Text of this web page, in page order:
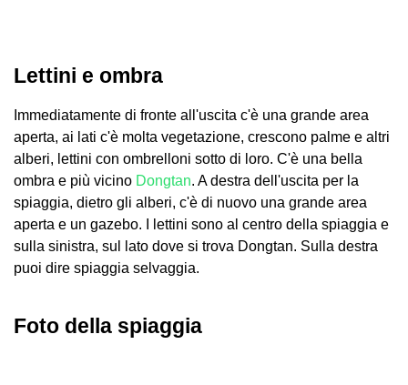
Lettini e ombra
Immediatamente di fronte all'uscita c'è una grande area
aperta, ai lati c'è molta vegetazione, crescono palme e altri
alberi, lettini con ombrelloni sotto di loro. C'è una bella
ombra e più vicino Dongtan. A destra dell'uscita per la
spiaggia, dietro gli alberi, c'è di nuovo una grande area
aperta e un gazebo. I lettini sono al centro della spiaggia e
sulla sinistra, sul lato dove si trova Dongtan. Sulla destra
puoi dire spiaggia selvaggia.
Foto della spiaggia